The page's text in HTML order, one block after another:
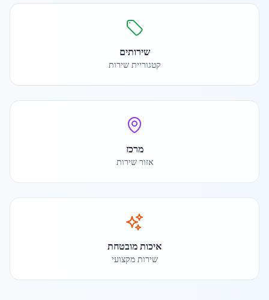
שירותים
קטגוריית שירות
מרכז
אזור שירות
איכות מובטחת
שירות מקצועי